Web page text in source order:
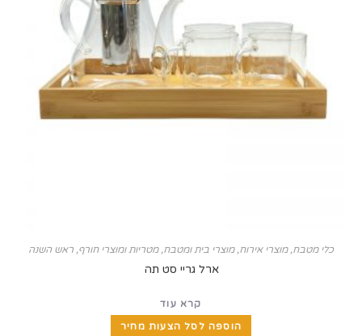
מוצרי אירוח,מוצרי בית ומטבח,מטריות ומוצרי חורף,ראש השנה
ארל גריי סט תה
הוספה לסל הצעות מחיר